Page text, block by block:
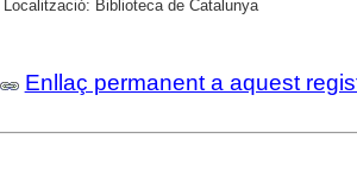
Localització: Biblioteca de Catalunya
Enllaç permanent a aquest